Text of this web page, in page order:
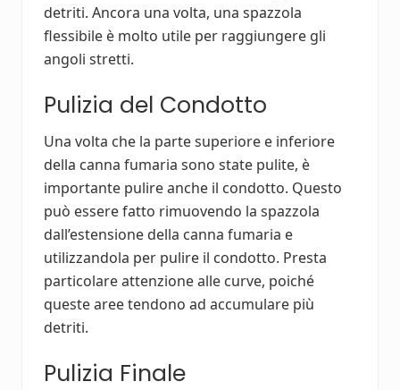
detriti. Ancora una volta, una spazzola
flessibile è molto utile per raggiungere gli
angoli stretti.
Pulizia del Condotto
Una volta che la parte superiore e inferiore
della canna fumaria sono state pulite, è
importante pulire anche il condotto. Questo
può essere fatto rimuovendo la spazzola
dall’estensione della canna fumaria e
utilizzandola per pulire il condotto. Presta
particolare attenzione alle curve, poiché
queste aree tendono ad accumulare più
detriti.
Pulizia Finale